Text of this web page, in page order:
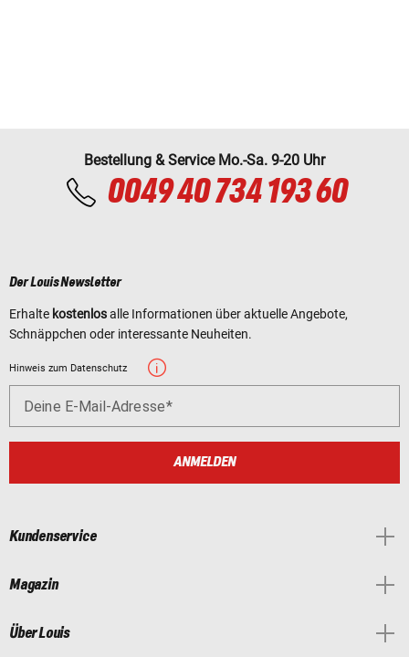
Bestellung & Service Mo.-Sa. 9-20 Uhr
0049 40 734 193 60
Der Louis Newsletter
Erhalte kostenlosalle Informationen über aktuelle Angebote,
Schnäppchen oder interessante Neuheiten.
Hinweis zum Datenschutz
Deine E-Mail-Adresse
ANMELDEN
Kundenservice
Magazin
Über Louis